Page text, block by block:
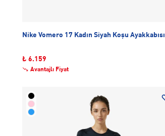
Nike Vomero 17 Kadın Siyah Koşu Ayakkabısı
₺ 6.159
Avantajlı Fiyat